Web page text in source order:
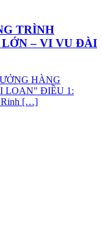
TRÌNH
– VI VU ĐÀI
HÀNG
LOAN" ĐIỀU 1:
Rinh […]